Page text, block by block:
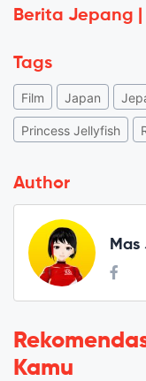
Berita Jepang
Tags
Film Japan
Princess Jellyfish
Author
Kamu